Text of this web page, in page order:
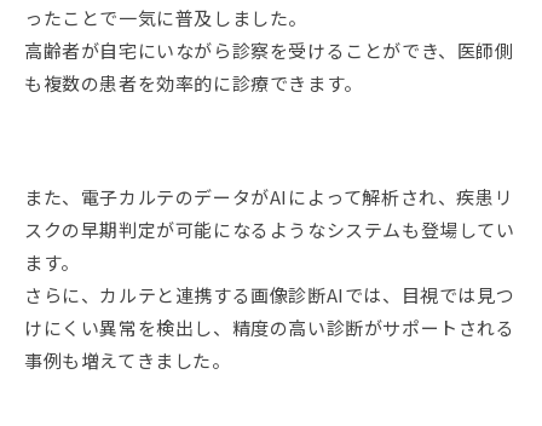
ったことで一気に普及しました。
高齢者が自宅にいながら診察を受けることができ、医師側
も複数の患者を効率的に診療できます。
また、電子カルテのデータがAIによって解析され、疾患リ
スクの早期判定が可能になるようなシステムも登場してい
ます。
さらに、カルテと連携する画像診断AIでは、目視では見つ
けにくい異常を検出し、精度の高い診断がサポートされる
事例も増えてきました。